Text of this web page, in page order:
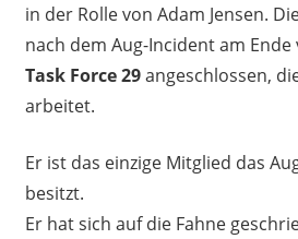
in der Rolle von Adam Jensen.
nach dem Aug-Incident am Ende
Task Force 29angeschlossen,
arbeitet.
Er ist das einzige Mitglied das
besitzt.
Er hat sich auf die Fahne